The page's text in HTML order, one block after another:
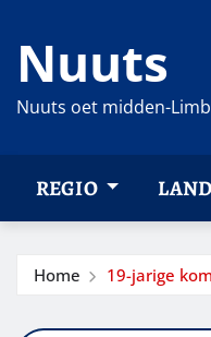
naar
inhoud
Nuuts
Nuuts oet midden-
REGIO
Home 19-jarige